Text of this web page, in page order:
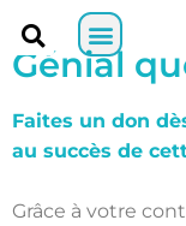
Génial
Faites un don
au succès de
Grâce à votre